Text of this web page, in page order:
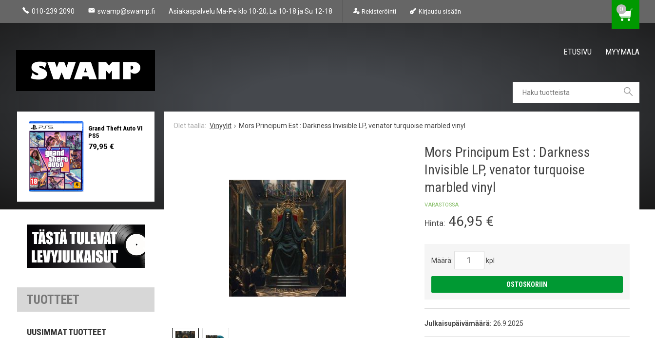
010-239 2090 swamp@swamp.fi Asiakaspalvelu Ma-Pe klo 10-20, La 10-18 ja Su 12-18 Rekisteröinti Kirjaudu sisään 0
ETUSIVU MYYMÄLÄ
Vinyylit Mors Principum Est : Darkness Invisible LP, venator turquoise marbled vinyl
Mors Principum Est : Darkness
Invisible LP, venator turquoise
marbled vinyl
VARASTOSSA
Hinta: 46,95 €
Määrä: kpl
OSTOSKORIIN
Julkaisupäivämäärä: 26.9.2025
Grand Theft Auto VI
PS5
79,95 €
TUOTTEET
UUSIMMAT TUOTTEET